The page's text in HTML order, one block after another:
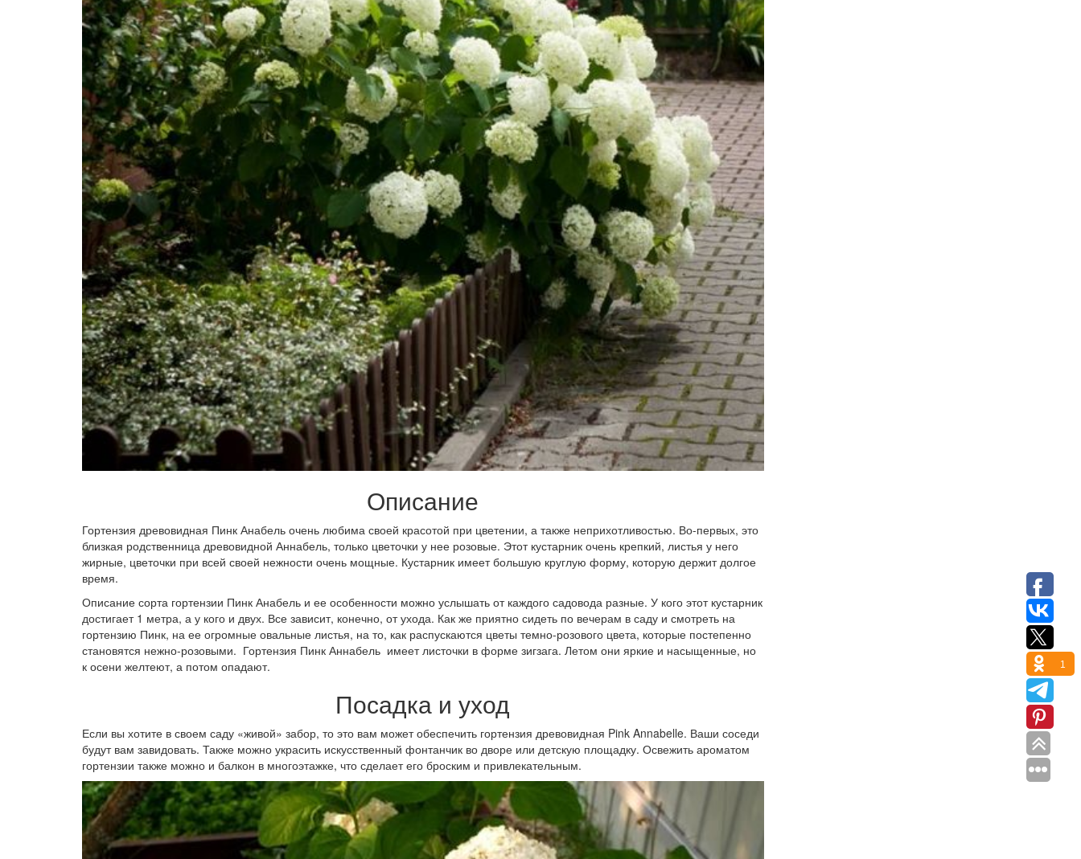
Описание
Гортензия древовидная Пинк Анабель очень любима своей красотой при цветении, а также неприхотливостью. Во-первых, это
близкая родственница древовидной Аннабель, только цветочки у нее розовые. Этот кустарник очень крепкий, листья у него
жирные, цветочки при всей своей нежности очень мощные. Кустарник имеет большую круглую форму, которую держит долгое
время.
Описание сорта гортензии Пинк Анабель и ее особенности можно услышать от каждого садовода разные. У кого этот кустарник
достигает 1 метра, а у кого и двух. Все зависит, конечно, от ухода. Как же приятно сидеть по вечерам в саду и смотреть на
гортензию Пинк, на ее огромные овальные листья, на то, как распускаются цветы темно-розового цвета, которые постепенно
становятся нежно-розовыми. Гортензия Пинк Аннабель имеет листочки в форме зигзага. Летом они яркие и насыщенные, но
к осени желтеют, а потом опадают.
Посадка и уход
Если вы хотите в своем саду «живой» забор, то это вам может обеспечить гортензия древовидная Pink Annabelle. Ваши соседи
будут вам завидовать. Также можно украсить искусственный фонтанчик во дворе или детскую площадку. Освежить ароматом
гортензии также можно и балкон в многоэтажке, что сделает его броским и привлекательным.
1